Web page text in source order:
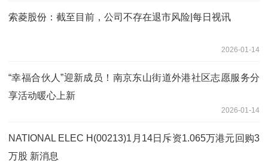
索菱股份：截至目前，公司不存在退市风险|每日视讯
2026-01-14
“幸福合伙人”迎新成员！南京东山街道外港社区志愿服务分
享活动暖心上新
2026-01-14
NATIONAL ELEC H(00213)1月14日斥资1.065万港元回购3
万股 新消息